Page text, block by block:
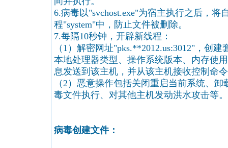
6.病毒以"svchost.exe"为宿主执行之后，将
程"system"中，防止文件被删除。
7.每隔10秒钟，开辟新线程：
（1）解密网址"pks.**2012.us:3012"，创
本地处理器类型、操作系统版本、内存使
息发送到该主机，并从该主机接收控制命
（2）恶意操作包括关闭重启当前系统、
毒文件执行、对其他主机发动洪水攻击等。
病毒创建文件：